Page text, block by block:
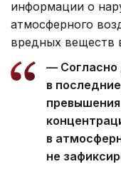
информации о
атмосферного
вредных веществ
— Согласно
в
в
не